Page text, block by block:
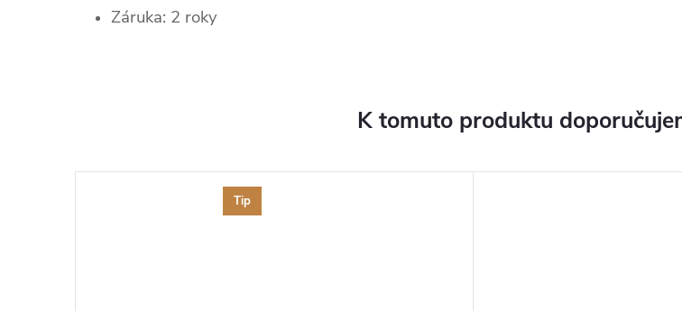
Záruka: 2 roky
K tomuto produktu
Tip